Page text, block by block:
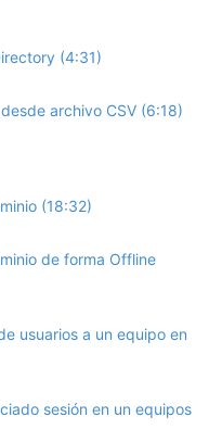
(4:31)
archivo CSV (6:18)
(18:32)
de forma Offline
usuarios a un equipo en
sesión en un equipos